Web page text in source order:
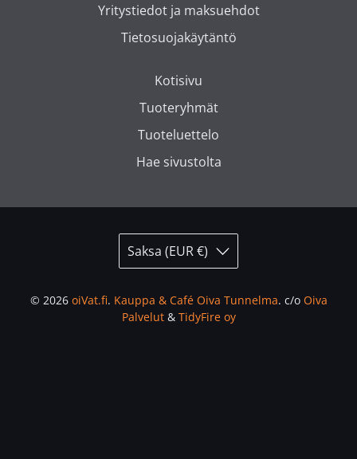
Yritystiedot ja maksuehdot
Tietosuojakäytäntö
Kotisivu
Tuoteryhmät
Tuoteluettelo
Hae sivustolta
Saksa (EUR €)
© 2026 oiVat.fi. Kauppa & Café Oiva Tunnelma. c/o Oiva
Palvelut& TidyFire oy